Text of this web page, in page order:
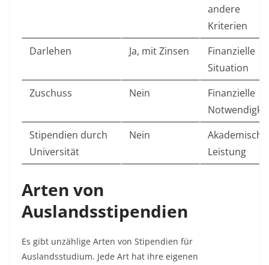
andere
Kriterien
Darlehen
Ja, mit Zinsen
Finanzielle
Situation
Zuschuss
Nein
Finanzielle
Stipendien durch
Universität
Nein
Akademische
Leistung
Arten von
Auslandsstipendien
Es gibt unzählige Arten von Stipendien für
Auslandsstudium. Jede Art hat ihre eigenen